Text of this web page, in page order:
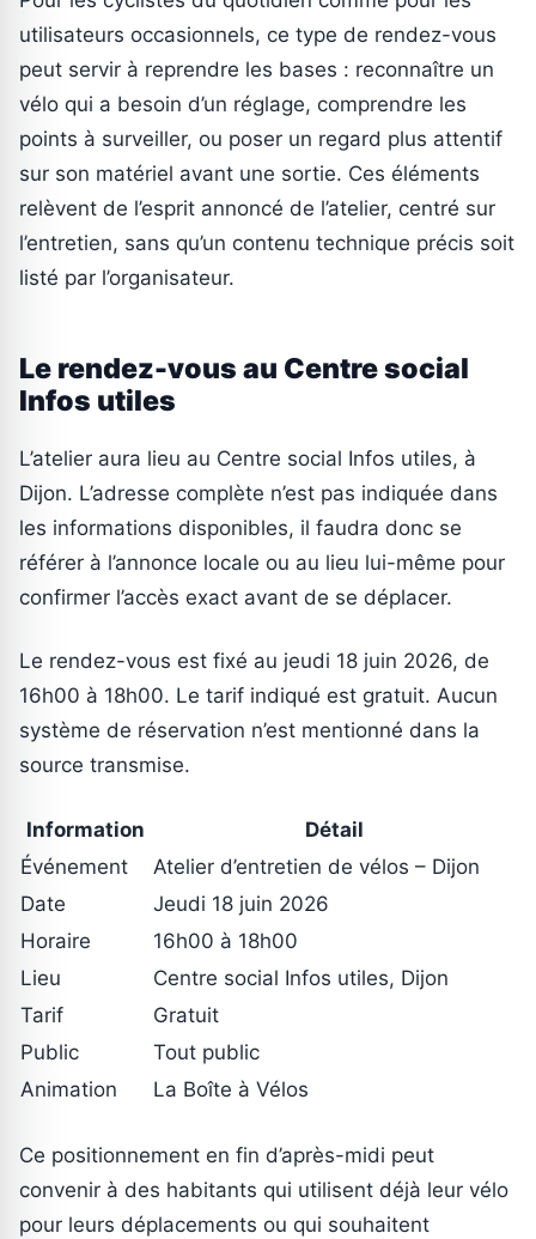
utilisateurs occasionnels, ce type de rendez-vous
peut servir à reprendre les bases : reconnaître un
vélo qui a besoin d’un réglage, comprendre les
points à surveiller, ou poser un regard plus attentif
sur son matériel avant une sortie. Ces éléments
relèvent de l’esprit annoncé de l’atelier, centré sur
l’entretien, sans qu’un contenu technique précis soit
listé par l’organisateur.
Le rendez-vous au Centre social
Infos utiles
L’atelier aura lieu au Centre social Infos utiles, à
Dijon. L’adresse complète n’est pas indiquée dans
les informations disponibles, il faudra donc se
référer à l’annonce locale ou au lieu lui-même pour
confirmer l’accès exact avant de se déplacer.
Le rendez-vous est fixé au jeudi 18 juin 2026, de
16h00 à 18h00. Le tarif indiqué est gratuit. Aucun
système de réservation n’est mentionné dans la
source transmise.
Information
Détail
Événement
Atelier d’entretien de vélos – Dijon
Date
Jeudi 18 juin 2026
Horaire
16h00 à 18h00
Lieu
Centre social Infos utiles, Dijon
Tarif
Gratuit
Public
Tout public
Animation
La Boîte à Vélos
Ce positionnement en fin d’après-midi peut
convenir à des habitants qui utilisent déjà leur vélo
pour leurs déplacements ou qui souhaitent